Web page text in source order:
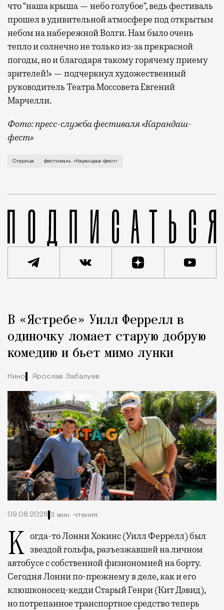
что “наша крыша — небо голубое”, ведь фестиваль
прошел в удивительной атмосфере под открытым
небом на набережной Волги. Нам было очень
тепло и солнечно не только из-за прекрасной
погоды, но и благодаря такому горячему приему
зрителей!» — подчеркнул художественный
руководитель Театра Моссовета Евгений
Марчелли.
Фото: пресс-служба фестиваля «Карандаш-
фест»
В минувший уикенд маленькая Старица в
Старица фестиваль «Карандаш-фест»
Город
В «Ястребе» Уилл Феррелл в
одиночку ломает старую добрую
комедию и бьет мимо лунки
Кино Ярослав Забалуев
09.08.2026 3 мин. чтения
Когда-то Лонни Хокинс (Уилл Феррелл) был звездой гольфа, разъезжавшей на личном
автобусе с собственной физиономией на борту.
Сегодня Лонни по-прежнему в деле, как и его
клюшконосец-кедди Старый Генри (Кит Дэвид),
но потрепанное транспортное средство теперь